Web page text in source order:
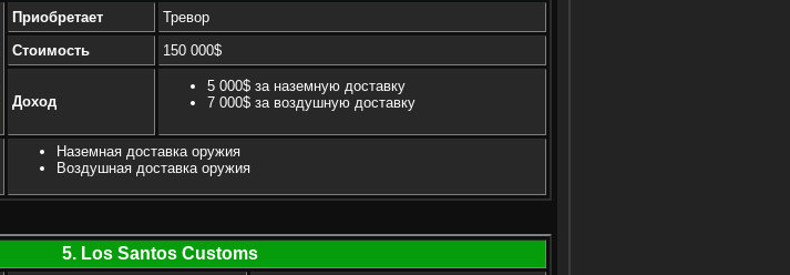
Приобретает
Тревор
Стоимость
150 000$
Доход
5 000$ за наземную доставку
7 000$ за воздушную доставку
Наземная доставка оружия
Воздушная доставка оружия
5. Los Santos Customs